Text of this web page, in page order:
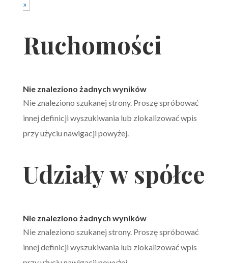
»
Ruchomości
Nie znaleziono żadnych wyników
Nie znaleziono szukanej strony. Proszę spróbować
innej definicji wyszukiwania lub zlokalizować wpis
przy użyciu nawigacji powyżej.
Udziały w spółce
Nie znaleziono żadnych wyników
Nie znaleziono szukanej strony. Proszę spróbować
innej definicji wyszukiwania lub zlokalizować wpis